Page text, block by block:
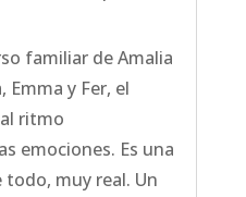
familiar de Amalia
Emma y Fer, el
ritmo
emociones. Es una
muy real. Un